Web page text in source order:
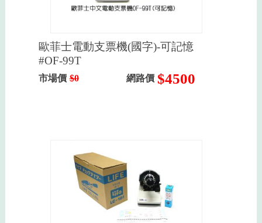
歐菲士電動支票機(國字)-可記憶
#OF-99T
市場價 $0 網路價 $4500